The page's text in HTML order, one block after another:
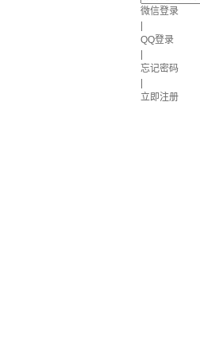
微信登录
QQ登录
忘记密码
立即注册